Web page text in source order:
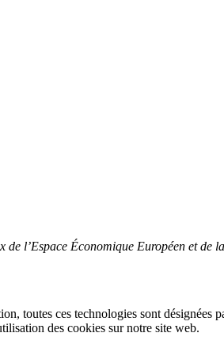
l’Espace Économique Européen et de
toutes ces technologies sont désignées
des cookies sur notre site web.